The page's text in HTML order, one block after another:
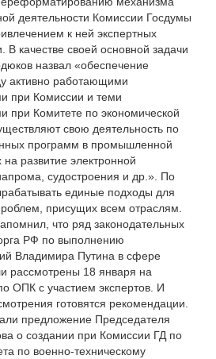
деятельности Комиссии Госдумы
к ней экспертных
В качестве своей основной задачи
назвал «обеспечение
активно работающими
при Комиссии и теми
при Комитете по экономической
свою деятельность по
программ в промышленной
развитие электронной
судостроения и др.». По
единые подходы для
присущих всем отраслям.
что ряд законодательных
РФ по выполнению
Владимира Путина в сфере
рассмотрены 18 января на
ОПК с участием экспертов. И
готовятся рекомендации.
предложение Председателя
о создании при Комиссии ГД по
по военно-техническому